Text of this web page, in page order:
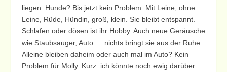
liegen. Hunde? Bis jetzt kein Problem. Mit Leine, ohne
Leine, Rüde, Hündin, groß, klein. Sie bleibt entspannt.
Schlafen oder dösen ist ihr Hobby. Auch neue Geräusche
wie Staubsauger, Auto…. nichts bringt sie aus der Ruhe.
Alleine bleiben daheim oder auch mal im Auto? Kein
Problem für Molly. Kurz: ich könnte noch ewig darüber